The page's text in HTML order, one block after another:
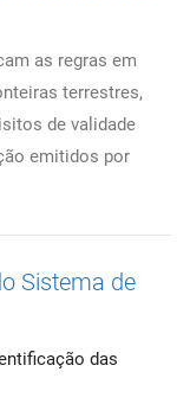
as regras em
terrestres,
de validade
emitidos por
Sistema de
das